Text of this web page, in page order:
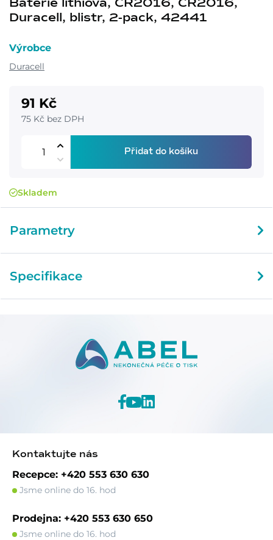
Baterie lithiová, CR2016, CR2016,
Duracell, blistr, 2-pack, 42441
Výrobce
Duracell
91 Kč
75 Kč bez DPH
Přidat do košíku
Skladem
Parametry
Specifikace
Kontaktujte nás
Recepce: +420 553 630 630
Jsme online do 16. hod
Prodejna: +420 553 630 650
Jsme online do 16. hod